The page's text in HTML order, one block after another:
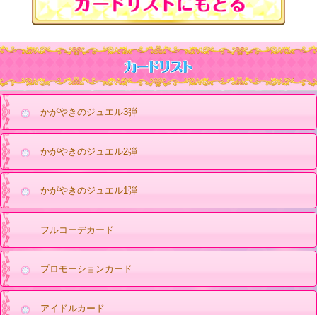
かがやきのジュエル3弾
かがやきのジュエル2弾
かがやきのジュエル1弾
フルコーデカード
プロモーションカード
アイドルカード